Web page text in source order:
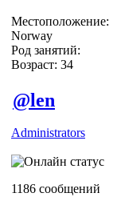
Местоположение:
Norway
Род занятий:
Возраст: 34
@len
Administrators
1186 сообщений